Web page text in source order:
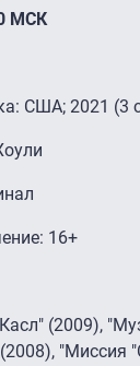
МСК
США; 2021 (3
16+
(2009),
"Миссия